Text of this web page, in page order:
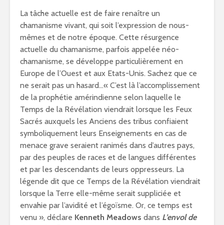
La tâche actuelle est de faire renaître un
chamanisme vivant, qui soit l’expression de nous-
mêmes et de notre époque. Cette résurgence
actuelle du chamanisme, parfois appelée néo-
chamanisme, se développe particulièrement en
Europe de l’Ouest et aux Etats-Unis. Sachez que ce
ne serait pas un hasard…« C’est là l’accomplissement
de la prophétie amérindienne selon laquelle le
Temps de la Révélation viendrait lorsque les Feux
Sacrés auxquels les Anciens des tribus confiaient
symboliquement leurs Enseignements en cas de
menace grave seraient ranimés dans d’autres pays,
par des peuples de races et de langues différentes
et par les descendants de leurs oppresseurs. La
légende dit que ce Temps de la Révélation viendrait
lorsque la Terre elle-même serait suppliciée et
envahie par l’avidité et l’égoïsme. Or, ce temps est
venu », déclare Kenneth Meadows dans L’envol de